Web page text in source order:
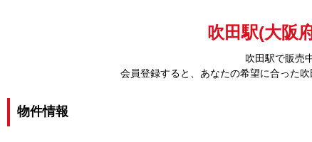
吹田駅(大阪
吹田駅で販売
会員登録すると、あなたの希望に合った
物件情報